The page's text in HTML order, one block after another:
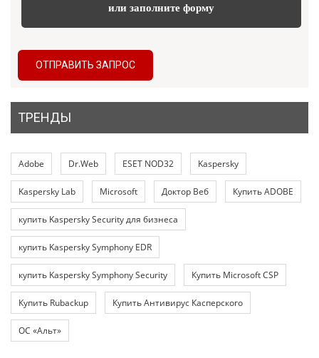
или заполните форму
ОТПРАВИТЬ ЗАПРОС
ТРЕНДЫ
Adobe Dr.Web ESET NOD32 Kaspersky
Kaspersky Lab Microsoft Доктор Веб Купить ADOBE
купить Kaspersky Security для бизнеса
купить Kaspersky Symphony EDR
купить Kaspersky Symphony Security Купить Microsoft CSP
Купить Rubackup Купить Антивирус Касперского
ОС «Альт»